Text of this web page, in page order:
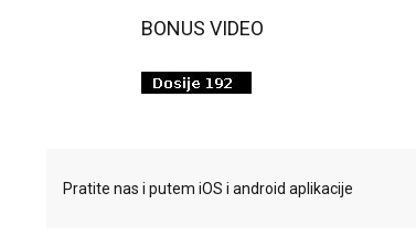
BONUS VIDEO
Pratite nas i putem iOS i android aplikacije